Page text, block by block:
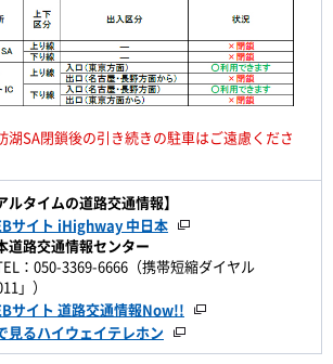
湖SA閉鎖後の引き続きの駐車はご遠慮くださ
ルタイムの道路交通情報】
サイト iHighway 中日本
道路交通情報センター
：050-3369-6666（携帯短縮ダイヤル
」）
サイト 道路交通情報Now!!
見るハイウェイテレホン